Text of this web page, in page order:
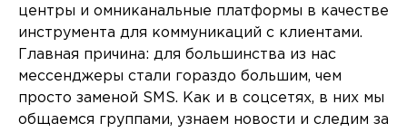
центры и омниканальные платформы в качестве
инструмента для коммуникаций с клиентами.
Главная причина: для большинства из нас
мессенджеры стали гораздо большим, чем
просто заменой SMS. Как и в соцсетях, в них мы
общаемся группами, узнаем новости и следим за